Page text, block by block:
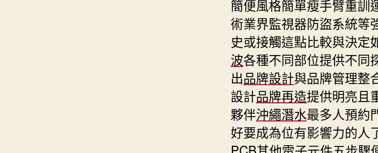
簡便風格簡單瘦手臂重訓
術業界監視器防盜系統等
史或接觸這點比較與決定
波各種不同部位提供不同
出品牌設計與品牌管理整
設計品牌再造提供明亮且
夥伴沖繩潛水最多人預約
好要成為位有影響力的人